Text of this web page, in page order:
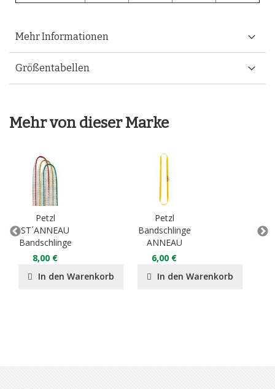
Mehr Informationen
Größentabellen
Mehr von dieser Marke
Petzl
ST´ANNEAU
Bandschlinge
8,00 €
In den Warenkorb
Petzl
Bandschlinge
ANNEAU
6,00 €
In den Warenkorb